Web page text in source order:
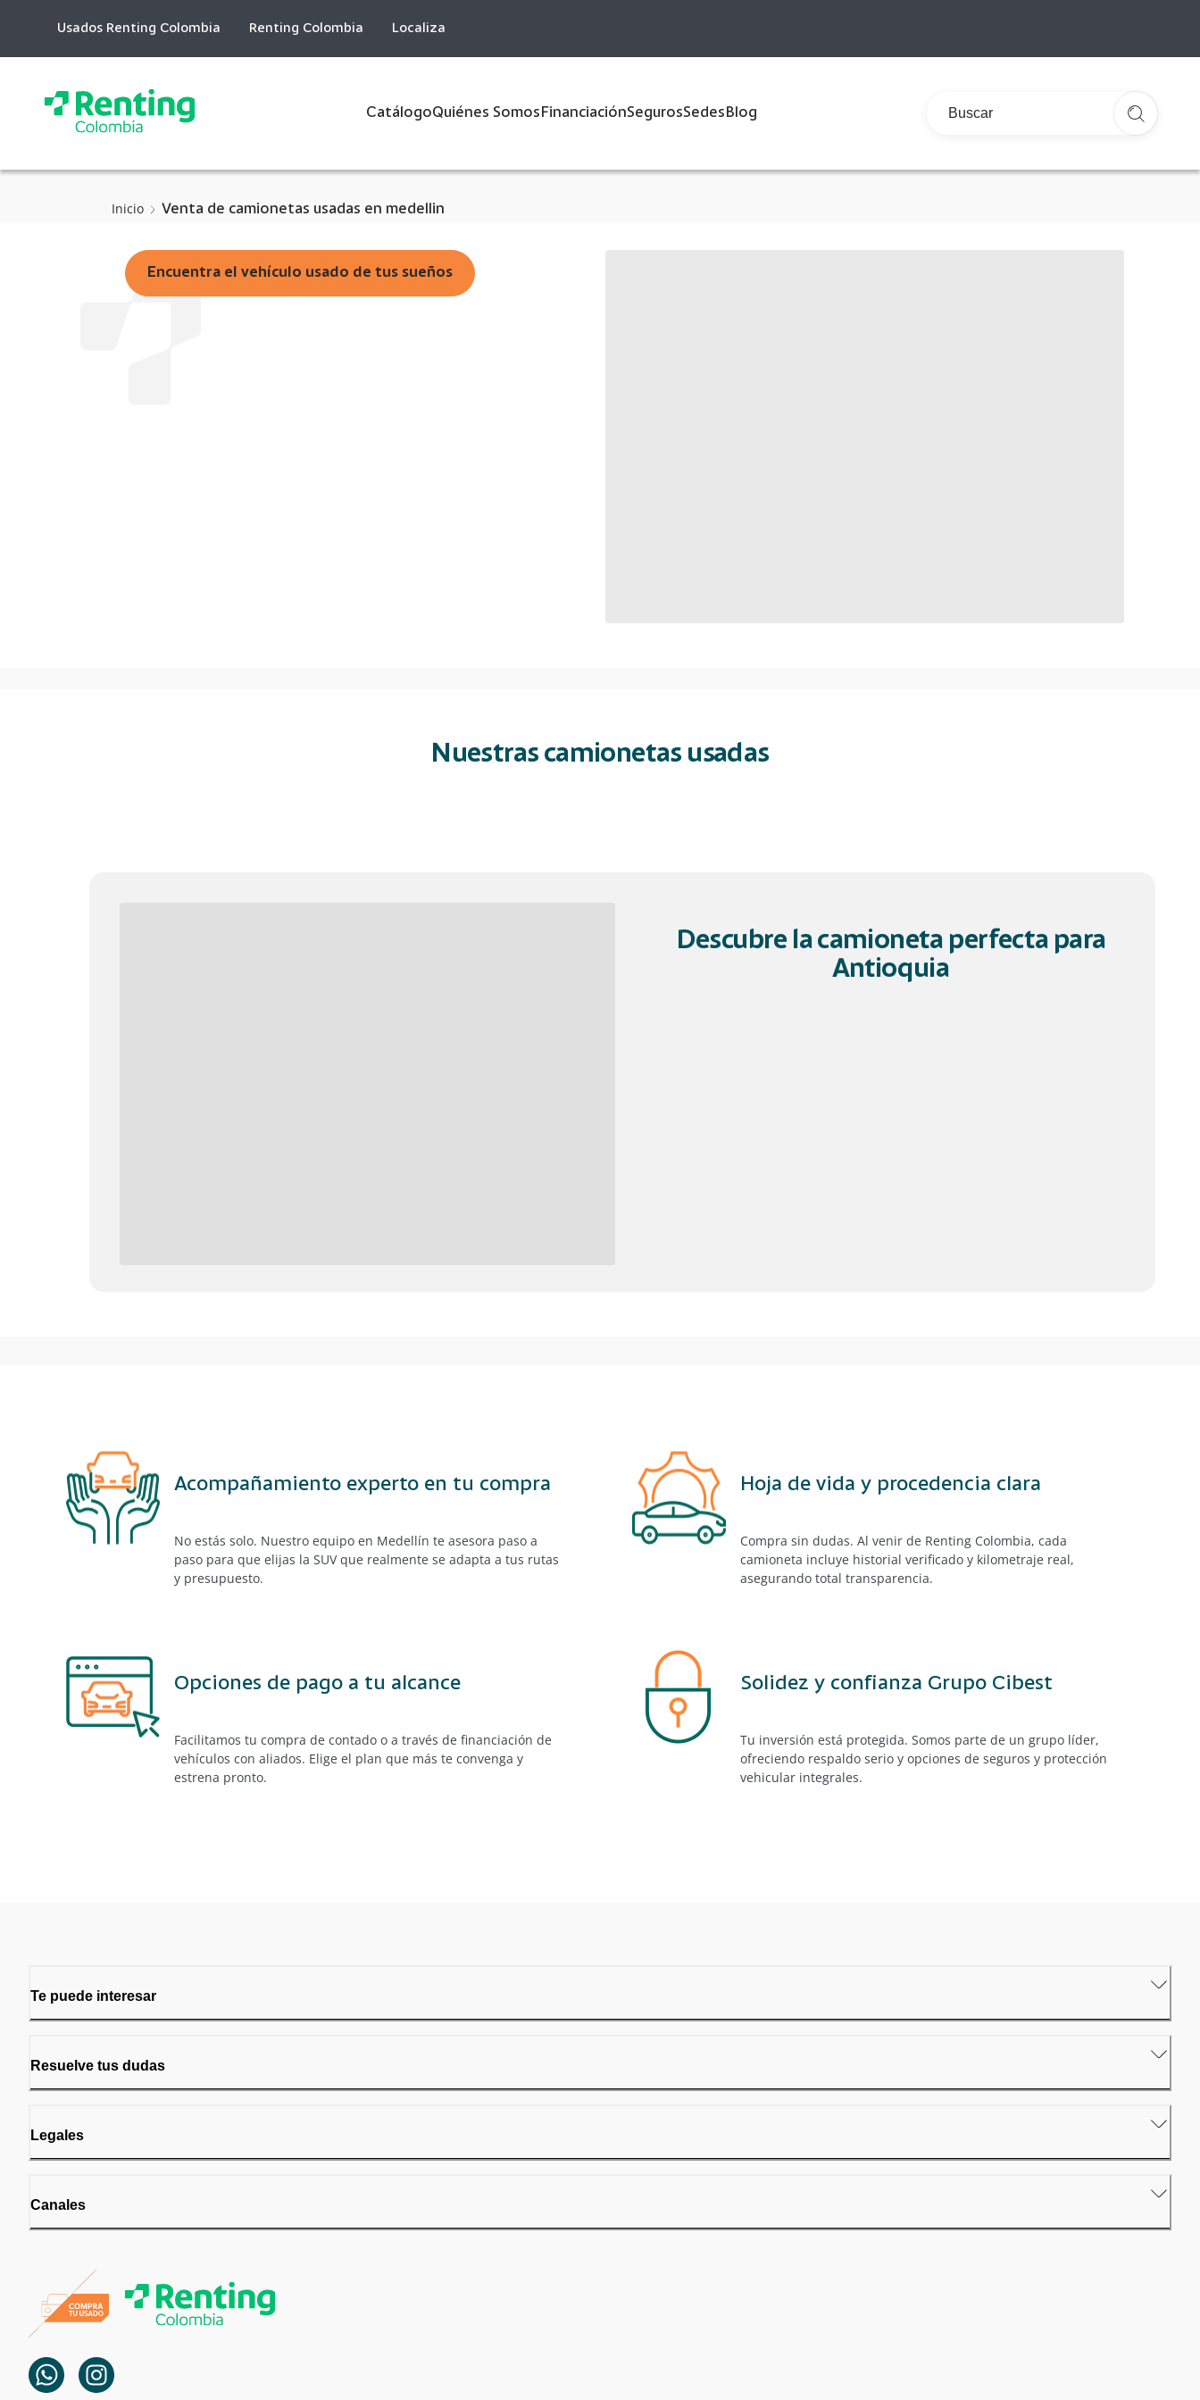
Content
Usados Renting Colombia Renting Colombia Localiza
CatálogoQuiénes SomosFinanciaciónSegurosSedesBlog
Inicio Venta de camionetas usadas en medellin
Encuentra el vehículo usado de tus sueños
Nuestras camionetas usadas
Descubre la camioneta perfecta para
Antioquia
Acompañamiento experto en tu compra
No estás solo. Nuestro equipo en Medellín te asesora paso a
paso para que elijas la SUV que realmente se adapta a tus rutas
y presupuesto.
Hoja de vida y procedencia clara
Compra sin dudas. Al venir de Renting Colombia, cada
camioneta incluye historial verificado y kilometraje real,
asegurando total transparencia.
Opciones de pago a tu alcance
Facilitamos tu compra de contado o a través de financiación de
vehículos con aliados. Elige el plan que más te convenga y
estrena pronto.
Solidez y confianza Grupo Cibest
Tu inversión está protegida. Somos parte de un grupo líder,
ofreciendo respaldo serio y opciones de seguros y protección
vehicular integrales.
Te puede interesar
Resuelve tus dudas
Legales
Canales